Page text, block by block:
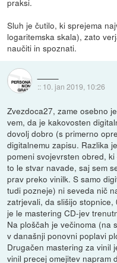
Sluh je čutilo, ki sprejema
logaritemska skala), zato
naučiti in spoznati.
:: 10. jan 2019, 10:26
Zvezdoca27, zame osebno
vem, da je kakovosten
dovolj dobro (s primerno
digitalnemu zapisu. Razlika
pomeni svojevrsten obred,
to le stvar navade, saj sem
prav preko vinilk. S samo
tudi pozneje) ni seveda nič
zatrjevali, da slišijo
je le mastering CD-jev
Na ploščah je večinoma (na
v današnji ponovni poplavi
Drugačen mastering za vinil
vinil precej omejitev napram